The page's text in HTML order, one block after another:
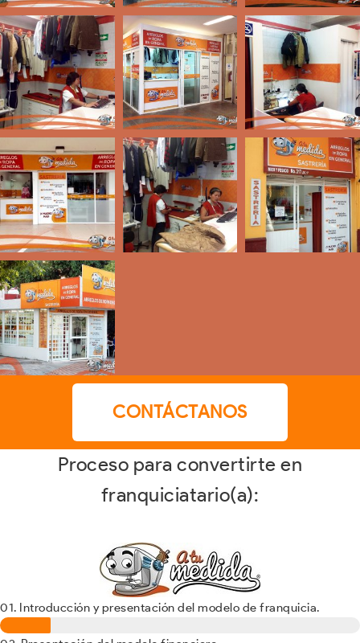
CONTÁCTANOS
Proceso para convertirte en
franquiciatario(a):
01. Introducción y presentación del modelo de franquicia.